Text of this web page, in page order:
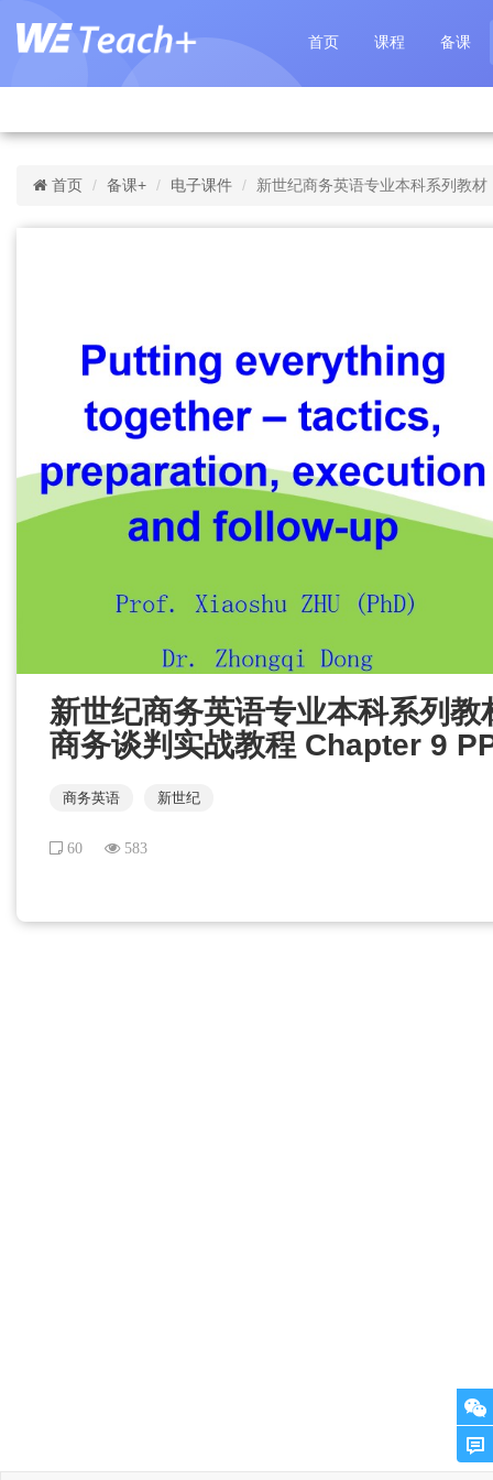
首页 课程 备课
首页 备课+ 电子课件 新世纪商务英语专业本科系列教
新世纪商务英语专业本科系列
商务谈判实战教程 Chapter 9
商务英语 新世纪
60 583